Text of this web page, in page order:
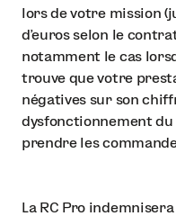
lors de votre mission
d’euros selon le
notamment le cas
trouve que votre
négatives sur son
dysfonctionnement
prendre les
La RC Pro